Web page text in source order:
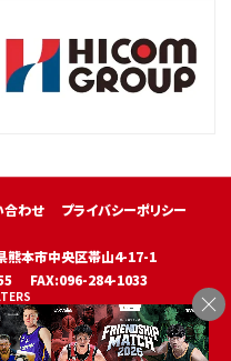
合わせ
プライバシーポリシー
熊本市中央区帯山4-17-1
FAX:096-284-1033